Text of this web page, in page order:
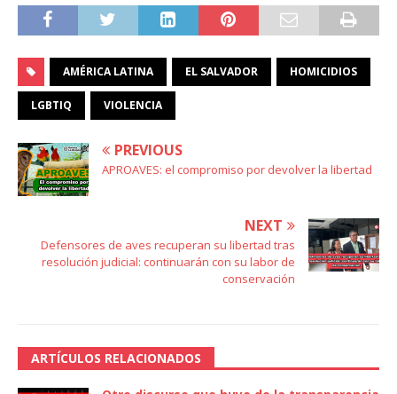
AMÉRICA LATINA EL SALVADOR HOMICIDIOS
LGBTIQ VIOLENCIA
PREVIOUS
APROAVES: el compromiso por devolver la libertad
NEXT
Defensores de aves recuperan su libertad tras
resolución judicial: continuarán con su labor de
conservación
ARTÍCULOS RELACIONADOS